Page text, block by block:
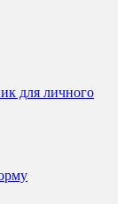
для личного